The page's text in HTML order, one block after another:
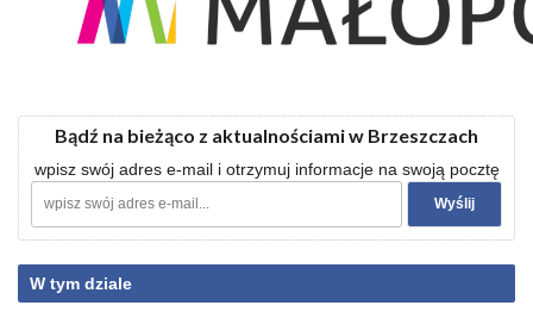
Bądź na bieżąco z aktualnościami w Brzeszczach
wpisz swój adres e-mail i otrzymuj informacje na swoją pocztę
W tym dziale